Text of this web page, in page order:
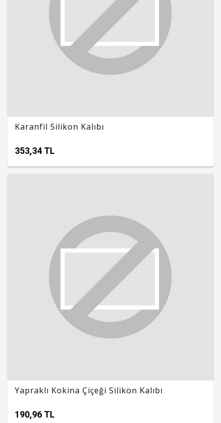
Karanfil Silikon Kalıbı
353,34 TL
Yapraklı Kokina Çiçeği Silikon Kalıbı
190,96 TL